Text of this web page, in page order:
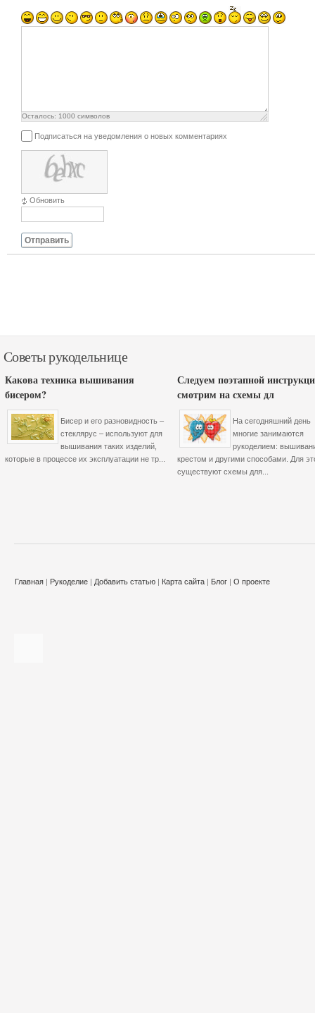
Осталось: 1000 символов
Подписаться на уведомления о новых комментариях
Обновить
Отправить
Советы рукодельнице
Какова техника вышивания
бисером?
Бисер и его разновидность –
стеклярус – используют для
вышивания таких изделий,
которые в процессе их эксплуатации не тр...
Следуем поэтапной
смотрим на схемы дл
На сегодняшний день
многие занимаются
рукоделием:
крестом и другими способами. Для
существуют схемы для...
Главная | Рукоделие | Добавить статью | Карта сайта | Блог | О проекте